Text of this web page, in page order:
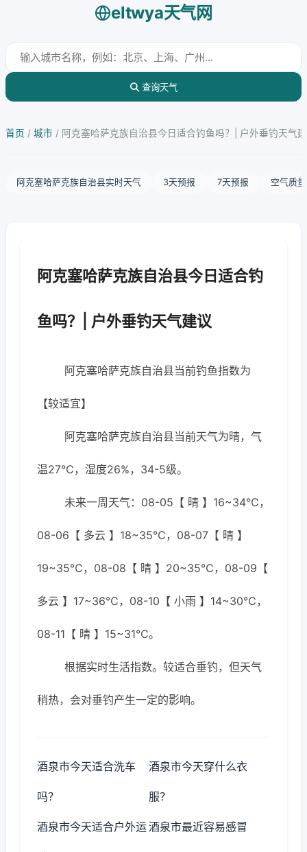
eltwya天气网
查询天气
首页 / 城市 / 阿克塞哈萨克族自治县今日适合钓鱼吗？| 户外垂钓天气
阿克塞哈萨克族自治县实时天气 3天预报 7天预报 空气质量
阿克塞哈萨克族自治县今日适合钓
鱼吗？| 户外垂钓天气建议
阿克塞哈萨克族自治县当前钓鱼指数为
【较适宜】
阿克塞哈萨克族自治县当前天气为晴，气
温27℃，湿度26%，34-5级。
未来一周天气：08-05【 晴 】16~34℃，
08-06【 多云 】18~35℃，08-07【 晴 】
19~35℃，08-08【 晴 】20~35℃，08-09【
多云 】17~36℃，08-10【 小雨 】14~30℃，
08-11【 晴 】15~31℃。
根据实时生活指数。较适合垂钓，但天气
稍热，会对垂钓产生一定的影响。
酒泉市今天适合洗车
吗？
酒泉市今天穿什么衣
服？
酒泉市今天适合户外运酒泉市最近容易感冒